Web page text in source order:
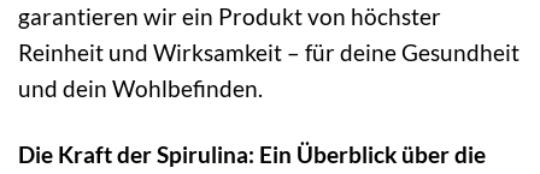
garantieren wir ein Produkt von höchster
Reinheit und Wirksamkeit – für deine Gesundheit
und dein Wohlbefinden.
Die Kraft der Spirulina: Ein Überblick über die